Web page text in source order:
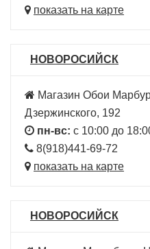
показать на карте
НОВОРОСИЙСК
Магазин Обои
Дзержинского, 192
пн-вс: с 10:00 до
8(918)441-69-72
показать на карте
НОВОРОСИЙСК